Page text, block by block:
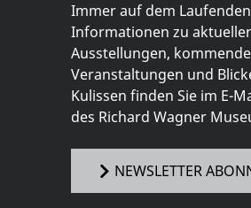
Immer auf dem
Informationen zu
Ausstellungen,
Veranstaltungen und
Kulissen finden Sie im E-
des Richard Wagner
NEWSLETTER